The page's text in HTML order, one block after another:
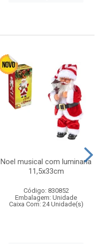
Noel musical com luminaria
11,5x33cm
Código: 830852
Embalagem: Unidade
Caixa Com: 24 Unidade(s)